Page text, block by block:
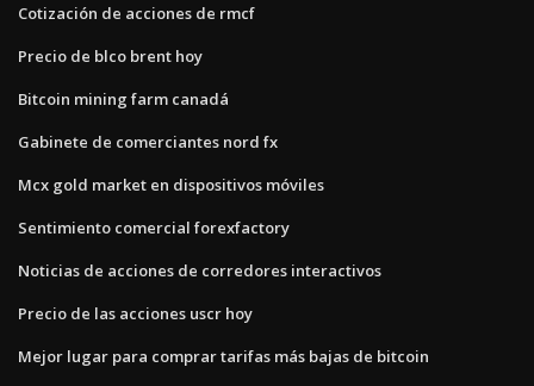
Cotización de acciones de rmcf
Precio de blco brent hoy
Bitcoin mining farm canadá
Gabinete de comerciantes nord fx
Mcx gold market en dispositivos móviles
Sentimiento comercial forexfactory
Noticias de acciones de corredores interactivos
Precio de las acciones uscr hoy
Mejor lugar para comprar tarifas más bajas de bitcoin